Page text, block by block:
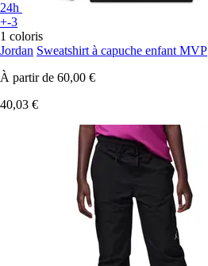
24h
+-3
1 coloris
Jordan Sweatshirt à capuche enfant MVP
À partir de 60,00 €
40,03 €